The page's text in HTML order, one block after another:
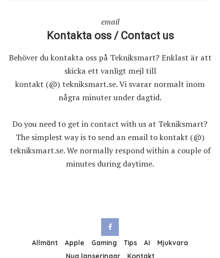
email
Kontakta oss / Contact us
Behöver du kontakta oss på Tekniksmart? Enklast är att
skicka ett vanligt mejl till
kontakt (@) tekniksmart.se. Vi svarar normalt inom
några minuter under dagtid.
Do you need to get in contact with us at Tekniksmart?
The simplest way is to send an email to kontakt (@)
tekniksmart.se. We normally respond within a couple of
minutes during daytime.
Allmänt Apple Gaming Tips AI
Mjukvara
Nya lanseringar
Kontakt